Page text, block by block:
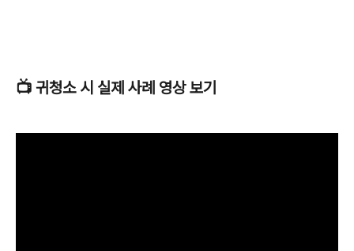
📺 귀청소 시 실제 사례 영상 보기